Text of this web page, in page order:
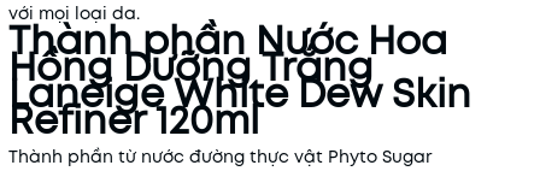
với mọi loại da.
Thành phần Nước Hoa
Hồng Dưỡng Trắng
Laneige White Dew Skin
Refiner 120ml
Thành phần từ nước đường thực vật Phyto Sugar